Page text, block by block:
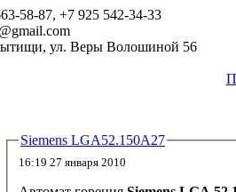
58-87, +7 925 542-34-33
ул. Веры Волошиной 56
Siemens LGA52.150A27
16:19 27 января 2010